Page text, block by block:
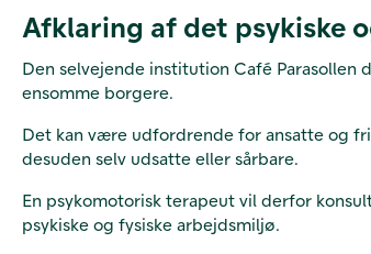
Afklaring af det psykiske
Den selvejende institution Café Parasollen
ensomme borgere.
Det kan være udfordrende for ansatte og
desuden selv udsatte eller sårbare.
En psykomotorisk terapeut vil derfor
psykiske og fysiske arbejdsmiljø.